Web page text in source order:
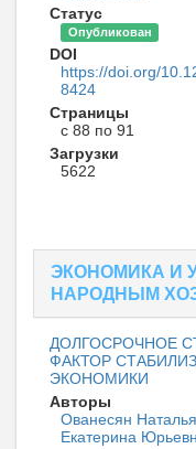
Статус
Опубликован
DOI
https://doi.org/
8424
Страницы
с 88 по 91
Загрузки
5622
ЭКОНОМИКА И
НАРОДНЫМ
ДОЛГОСРОЧНОЕ
ФАКТОР
ЭКОНОМИКИ
Авторы
Ованесян
Екатерина